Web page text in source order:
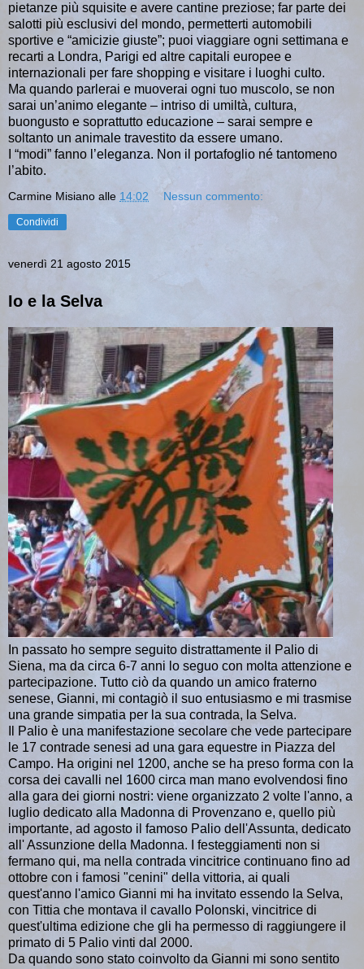
pietanze più squisite e avere cantine preziose; far parte dei
salotti più esclusivi del mondo, permetterti automobili
sportive e “amicizie giuste”; puoi viaggiare ogni settimana e
recarti a Londra, Parigi ed altre capitali europee e
internazionali per fare shopping e visitare i luoghi culto.
Ma quando parlerai e muoverai ogni tuo muscolo, se non
sarai un’animo elegante – intriso di umiltà, cultura,
buongusto e soprattutto educazione – sarai sempre e
soltanto un animale travestito da essere umano.
I “modi” fanno l’eleganza. Non il portafoglio né tantomeno
l’abito.
Carmine Misiano alle 14:02 Nessun commento:
Condividi
venerdì 21 agosto 2015
Io e la Selva
In passato ho sempre seguito distrattamente il Palio di
Siena, ma da circa 6-7 anni lo seguo con molta attenzione e
partecipazione. Tutto ciò da quando un amico fraterno
senese, Gianni, mi contagiò il suo entusiasmo e mi trasmise
una grande simpatia per la sua contrada, la Selva.
Il Palio è una manifestazione secolare che vede partecipare
le 17 contrade senesi ad una gara equestre in Piazza del
Campo. Ha origini nel 1200, anche se ha preso forma con la
corsa dei cavalli nel 1600 circa man mano evolvendosi fino
alla gara dei giorni nostri: viene organizzato 2 volte l'anno, a
luglio dedicato alla Madonna di Provenzano e, quello più
importante, ad agosto il famoso Palio dell'Assunta, dedicato
all' Assunzione della Madonna. I festeggiamenti non si
fermano qui, ma nella contrada vincitrice continuano fino ad
ottobre con i famosi "cenini" della vittoria, ai quali
quest'anno l'amico Gianni mi ha invitato essendo la Selva,
con Tittia che montava il cavallo Polonski, vincitrice di
quest'ultima edizione che gli ha permesso di raggiungere il
primato di 5 Palio vinti dal 2000.
Da quando sono stato coinvolto da Gianni mi sono sentito